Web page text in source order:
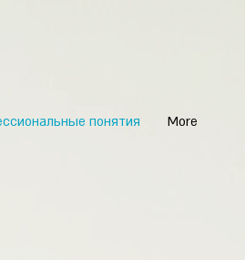
понятия More